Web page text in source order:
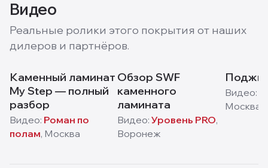
Видео
Реальные ролики этого покрытия от наших
дилеров и партнёров.
Каменный ламинат
My Step — полный
разбор
Видео: Роман по
полам, Москва
Обзор SWF
каменного
ламината
Видео: Уровень PRO,
Воронеж
Видео:
Москва